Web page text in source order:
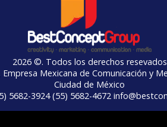
2026 ©. Todos los derechos resevados
Empresa Mexicana de Comunicación y
Ciudad de México
5682-3924 (55) 5682-4672